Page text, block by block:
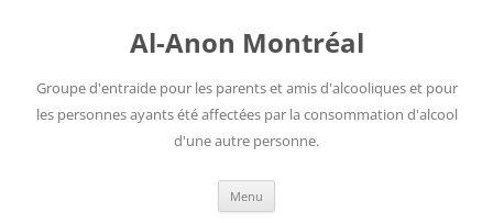
Al-Anon Montréal
Groupe d'entraide pour les parents et amis d'alcooliques et pour
les personnes ayants été affectées par la consommation d'alcool
d'une autre personne.
Menu